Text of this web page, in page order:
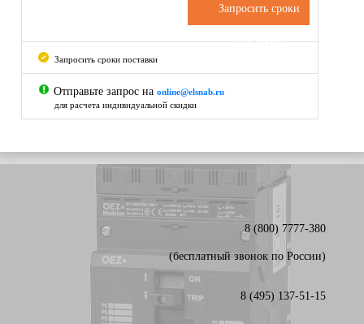
Запросить сроки
поставки
Запросить сроки поставки
Отправьте запрос на online@elsnab.ru
для расчета индивидуальной скидки
8 (800) 7777-380
(бесплатный звонок по России)
8 (495) 137-51-15